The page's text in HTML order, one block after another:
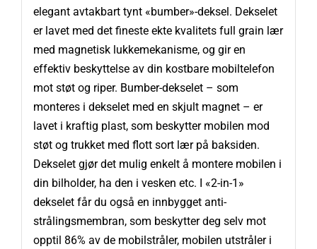
elegant avtakbart tynt «bumber»-deksel. Dekselet
er lavet med det fineste ekte kvalitets full grain lær
med magnetisk lukkemekanisme, og gir en
effektiv beskyttelse av din kostbare mobiltelefon
mot støt og riper. Bumber-dekselet – som
monteres i dekselet med en skjult magnet – er
lavet i kraftig plast, som beskytter mobilen mod
støt og trukket med flott sort lær på baksiden.
Dekselet gjør det mulig enkelt å montere mobilen i
din bilholder, ha den i vesken etc. I «2-in-1»
dekselet får du også en innbygget anti-
strålingsmembran, som beskytter deg selv mot
opptil 86% av de mobilstråler, mobilen utstråler i